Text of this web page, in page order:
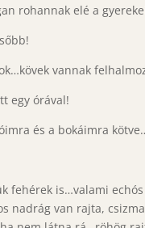
rohannak elé a
vannak
egy órával!
és a bokáimra
fehérek is…valami
nadrág van rajta,